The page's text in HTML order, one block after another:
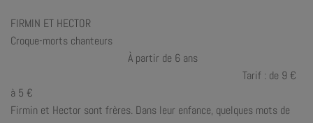
FIRMIN ET HECTOR
Croque-morts chanteurs
À partir de 6 ans
Tarif : de 9 €
à 5 €
Firmin et Hector sont frères. Dans leur enfance, quelques mots de